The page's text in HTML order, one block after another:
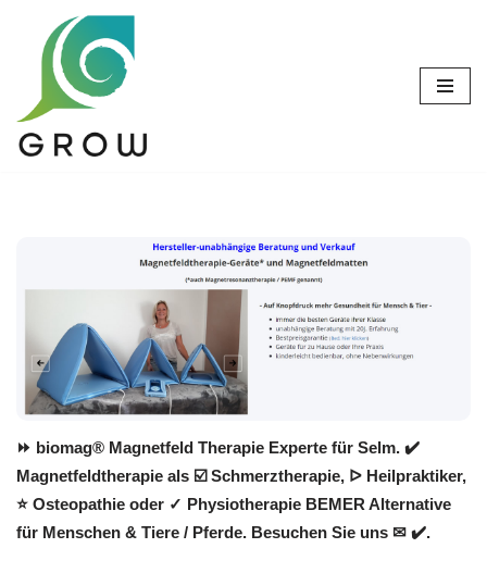
Zum
springen
⏩ biomag® Magnetfeld Therapie Experte für Selm. ✔️
Magnetfeldtherapie als ☑️ Schmerztherapie, ᐅ Heilpraktiker,
⭐ Osteopathie oder ✓ Physiotherapie BEMER Alternative
für Menschen & Tiere / Pferde. Besuchen Sie uns ✉ ✔️.